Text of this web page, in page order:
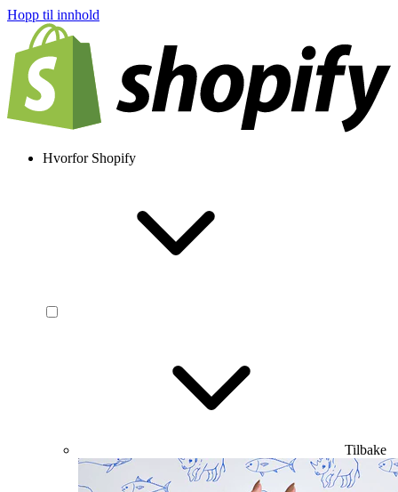
Hopp til innhold
Hvorfor Shopify
Tilbake